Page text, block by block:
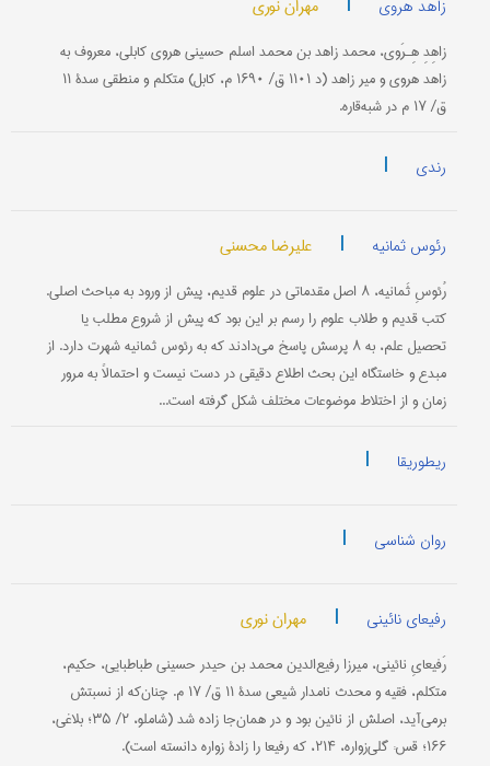
زاهد هروی مهران نوری
زاهِدِ هِـرَوی، محمد زاهد بن محمد اسلم حسینی هروی کابلی، معروف به
زاهد هروی و میر زاهد (د ۱۱۰۱ ق/ ۱۶۹۰ م، کابل) متکلم و منطقی سدۀ ۱۱
ق/ ۱۷ م در شبه‌قاره.
رندی |
رئوس ثمانیه | علیرضا محسنی
رُئوسِ ثَمانیه، ۸ اصل مقدماتی در علوم قدیم، پیش از ورود به مباحث اصلی.
کتب قدیم و طلاب علوم را رسم بر این بود که پیش از شروع مطلب یا
تحصیل علم، به ۸ پرسش پاسخ می‌دادند که به رئوس ثمانیه شهرت دارد. از
مبدع و خاستگاه این بحث اطلاع دقیقی در دست نیست و احتمالاً به مرور
زمان و از اختلاط موضوعات مختلف شکل گرفته است...
ریطوریقا |
روان شناسی |
رفیعای نائینی | مهران نوری
رَفیعایِ نائینی، میرزا رفیع‌الدین محمد بن حیدر حسینی طباطبایی، حکیم،
متکلم، فقیه و محدث نامدار شیعی سدۀ ۱۱ ق/ ۱۷ م. چنان‌که از نسبتش
برمی‌آید، اصلش از نائین بود و در همان‌جا زاده شد (شاملو، ۲/ ۳۵؛ بلاغی،
۱۶۶؛ قس: گلی‌زواره، ۲۱۴، که رفیعا را زادۀ زواره دانسته است).